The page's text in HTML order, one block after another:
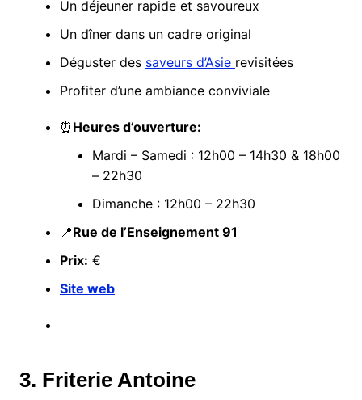
Un déjeuner rapide et savoureux
Un dîner dans un cadre original
Déguster des saveurs d’Asie revisitées
Profiter d’une ambiance conviviale
⏰ Heures d’ouverture:
Mardi – Samedi : 12h00 – 14h30 & 18h00
– 22h30
Dimanche : 12h00 – 22h30
📍Rue de l’Enseignement 91
Prix: €
Site web
3. Friterie Antoine